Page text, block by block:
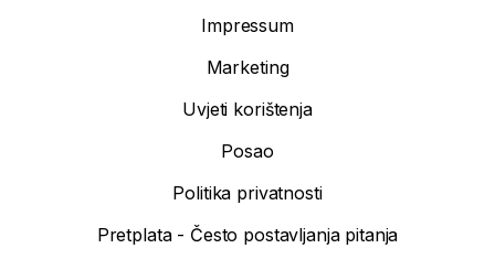
Impressum
Marketing
Uvjeti korištenja
Posao
Politika privatnosti
Pretplata - Često postavljanja pitanja